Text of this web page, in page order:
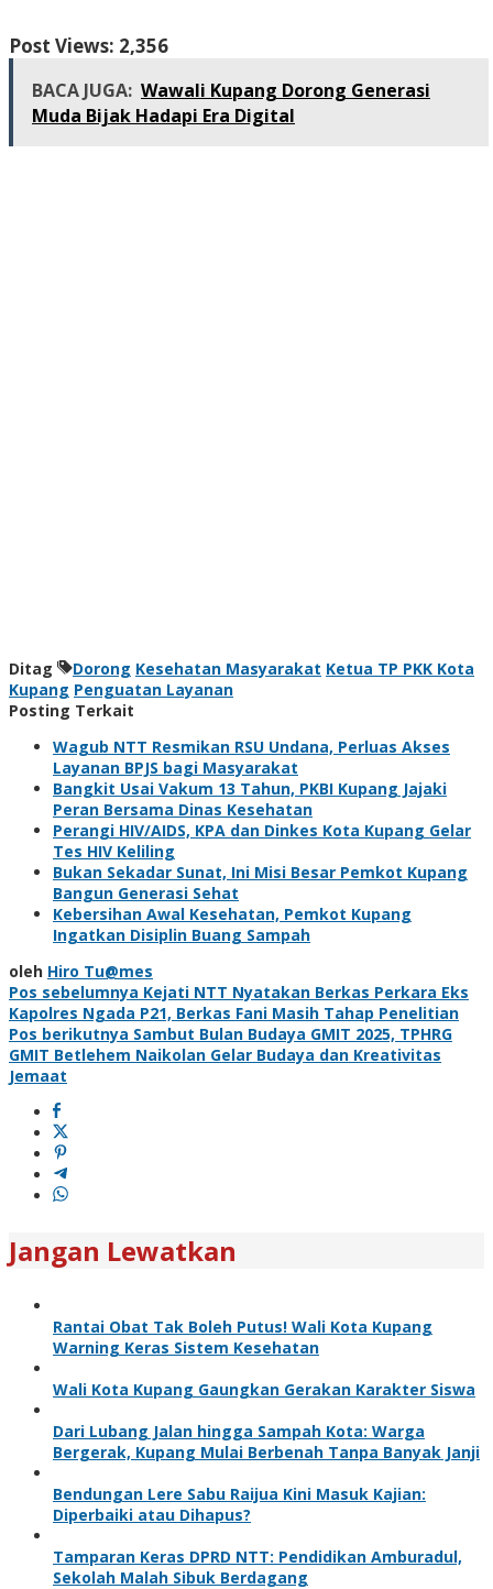
Post Views: 2,356
BACA JUGA: Wawali Kupang Dorong Generasi
Muda Bijak Hadapi Era Digital
Ditag Dorong Kesehatan Masyarakat Ketua TP PKK Kota
Kupang Penguatan Layanan
Posting Terkait
Wagub NTT Resmikan RSU Undana, Perluas Akses
Layanan BPJS bagi Masyarakat
Bangkit Usai Vakum 13 Tahun, PKBI Kupang Jajaki
Peran Bersama Dinas Kesehatan
Perangi HIV/AIDS, KPA dan Dinkes Kota Kupang Gelar
Tes HIV Keliling
Bukan Sekadar Sunat, Ini Misi Besar Pemkot Kupang
Bangun Generasi Sehat
Kebersihan Awal Kesehatan, Pemkot Kupang
Ingatkan Disiplin Buang Sampah
oleh Hiro Tu@mes
Navigasi
pos
Pos sebelumnya Kejati NTT Nyatakan Berkas Perkara Eks
Kapolres Ngada P21, Berkas Fani Masih Tahap Penelitian
Pos berikutnya Sambut Bulan Budaya GMIT 2025, TPHRG
GMIT Betlehem Naikolan Gelar Budaya dan Kreativitas
Jemaat
Jangan Lewatkan
Rantai Obat Tak Boleh Putus! Wali Kota Kupang
Warning Keras Sistem Kesehatan
Wali Kota Kupang Gaungkan Gerakan Karakter Siswa
Dari Lubang Jalan hingga Sampah Kota: Warga
Bergerak, Kupang Mulai Berbenah Tanpa Banyak Janji
Bendungan Lere Sabu Raijua Kini Masuk Kajian:
Diperbaiki atau Dihapus?
Tamparan Keras DPRD NTT: Pendidikan Amburadul,
Sekolah Malah Sibuk Berdagang